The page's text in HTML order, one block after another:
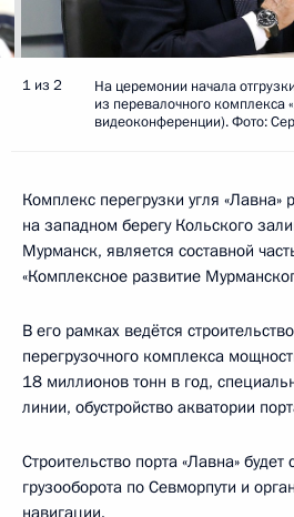
1 из 2
На церемонии начала
из перевалочного комплекса
видеоконференции). Фото:
Комплекс перегрузки угля «Лавна»
на западном берегу Кольского
Мурманск, является составной
«Комплексное развитие
В его рамках ведётся
перегрузочного комплекса
18 миллионов тонн в год,
линии, обустройство акватории
Строительство порта «Лавна» будет
грузооборота по Севморпути и
навигации.